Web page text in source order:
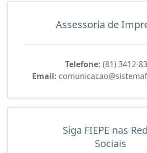
Assessoria de
Telefone: (81) 3412-
Email:
Siga FIEPE nas
Sociais